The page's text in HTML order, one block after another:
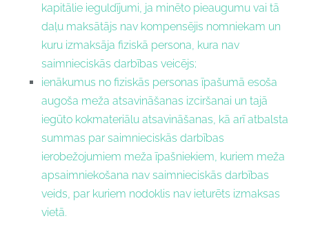
kapitālie ieguldījumi, ja minēto pieaugumu vai tā
daļu maksātājs nav kompensējis nomniekam un
kuru izmaksāja fiziskā persona, kura nav
saimnieciskās darbības veicējs;
ienākumus no fiziskās personas īpašumā esoša
augoša meža atsavināšanas izciršanai un tajā
iegūto kokmateriālu atsavināšanas, kā arī atbalsta
summas par saimnieciskās darbības
ierobežojumiem meža īpašniekiem, kuriem meža
apsaimniekošana nav saimnieciskās darbības
veids, par kuriem nodoklis nav ieturēts izmaksas
vietā.